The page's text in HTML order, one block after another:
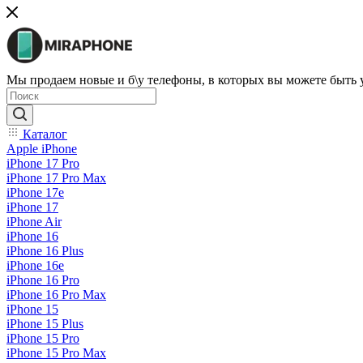
Мы продаем новые и б\у телефоны, в которых вы можете быть
Каталог
Apple iPhone
iPhone 17 Pro
iPhone 17 Pro Max
iPhone 17e
iPhone 17
iPhone Air
iPhone 16
iPhone 16 Plus
iPhone 16e
iPhone 16 Pro
iPhone 16 Pro Max
iPhone 15
iPhone 15 Plus
iPhone 15 Pro
iPhone 15 Pro Max